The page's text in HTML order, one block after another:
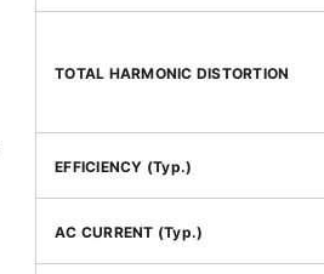
TOTAL HARMONIC DISTORTION
EFFICIENCY (Typ.)
AC CURRENT (Typ.)